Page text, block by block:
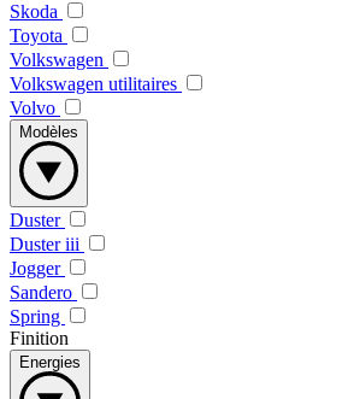
Skoda
Toyota
Volkswagen
Volkswagen utilitaires
Volvo
Modèles
Duster
Duster iii
Jogger
Sandero
Spring
Finition
Energies